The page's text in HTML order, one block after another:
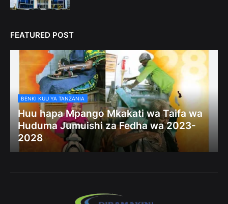
FEATURED POST
BENKI KUU YA TANZANIA
Huu hapa Mpango Mkakati wa Taifa wa
Huduma Jumuishi za Fedha wa 2023-
2028